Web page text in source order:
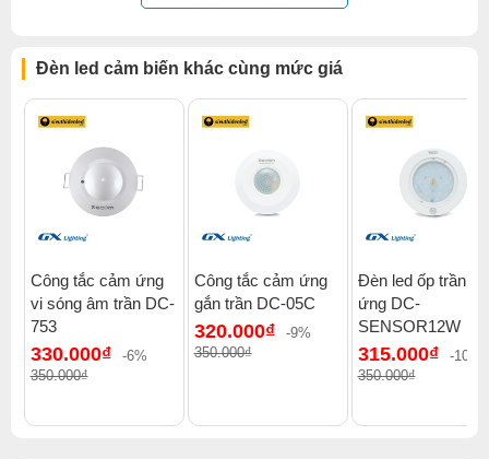
Đèn led cảm biến khác cùng mức giá
Công tắc cảm ứng
vi sóng âm trần DC-
753
330.000₫
-6%
350.000₫
Công tắc cảm ứng
gắn trần DC-05C
320.000₫
-9%
350.000₫
Đèn led ốp trần
ứng DC-
SENSOR12W
315.000₫
-10%
350.000₫